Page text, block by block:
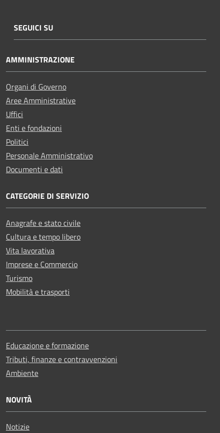
SEGUICI SU
AMMINISTRAZIONE
Organi di Governo
Aree Amministrative
Uffici
Enti e fondazioni
Politici
Personale Amministrativo
Documenti e dati
CATEGORIE DI SERVIZIO
Anagrafe e stato civile
Cultura e tempo libero
Vita lavorativa
Imprese e Commercio
Turismo
Mobilità e trasporti
Educazione e formazione
Tributi, finanze e contravvenzioni
Ambiente
NOVITÀ
Notizie